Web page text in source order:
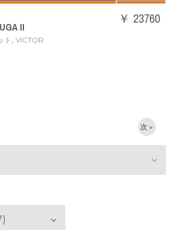
II
ト , VICTOR
￥ 23760
次 »